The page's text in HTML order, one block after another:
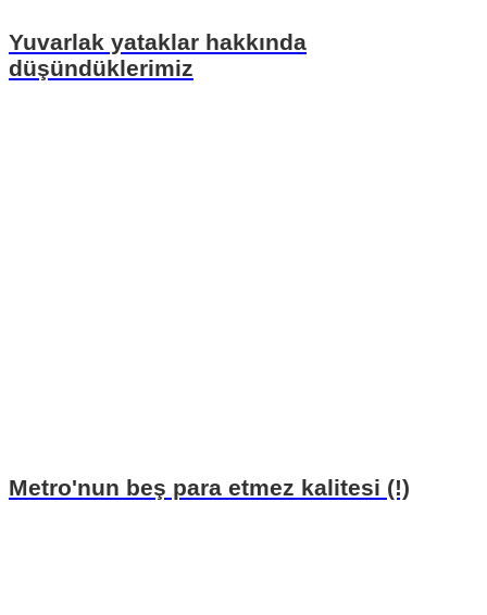
Yuvarlak yataklar hakkında
düşündüklerimiz
Metro'nun beş para etmez kalitesi (!)